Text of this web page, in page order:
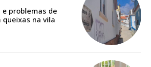
o plano de assinatura desejado:
e problemas de
na vila